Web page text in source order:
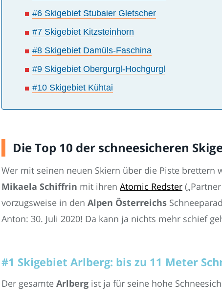
#6 Skigebiet Stubaier Gletscher
#7 Skigebiet Kitzsteinhorn
#8 Skigebiet Damüls-Faschina
#9 Skigebiet Obergurgl-Hochgurgl
#10 Skigebiet Kühtai
Die Top 10 der schneesicheren
Wer mit seinen neuen Skiern über die Piste brettern
Mikaela Schiffrin mit ihren Atomic Redster
vorzugsweise in den Alpen Österreichs
Anton: 30. Juli 2020! Da kann ja nichts mehr schief
#1 Skigebiet Arlberg: bis zu 11 Meter
Der gesamte Arlberg ist ja für seine hohe